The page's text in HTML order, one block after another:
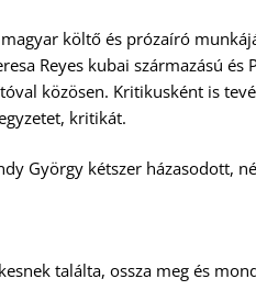
költő és prózaíró
Reyes kubai származású
közösen. Kritikusként is
kritikát.
György kétszer házasodott,
találta, ossza meg és